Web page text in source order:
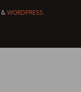
&WORDPRESS.